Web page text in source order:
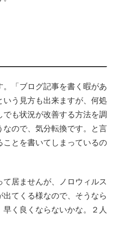
「ブログ記事を書く暇があ
いう見方も出来ますが、何処
も状況が改善する方法を調
ので、気分転換です。と言
ことを書いてしまっているの
居ませんが、ノロウィルス
てくる様なので、そうなら
く良くならないかな。２人